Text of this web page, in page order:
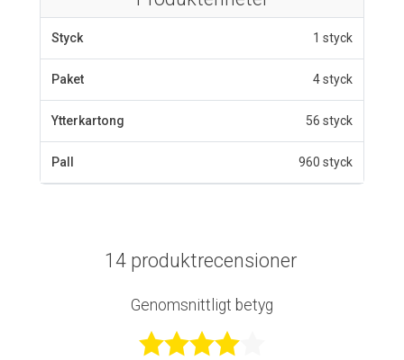
Styck 1 styck
Paket 4 styck
Ytterkartong 56 styck
Pall 960 styck
14 produktrecensioner
Genomsnittligt betyg